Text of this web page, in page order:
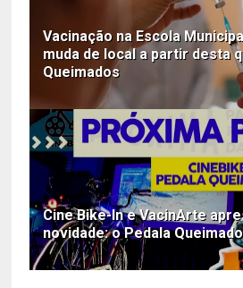
Vacinação na Escola
muda de local a partir desta
Queimados
Cine Bike-In e VacinArte
novidade: o Pedala